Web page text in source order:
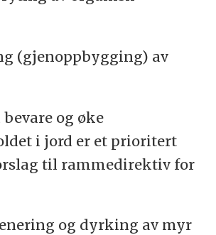
(gjenoppbygging) av
og øke
i jord er et prioritert
til rammedirektiv for
og dyrking av myr